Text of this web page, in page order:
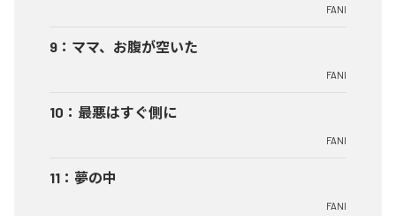
FANI
9 ： ママ、お腹が空いた
FANI
10 ： 最悪はすぐ側に
FANI
11 ： 夢の中
FANI